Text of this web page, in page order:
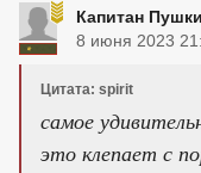
Капитан
8 июня 2023
Цитата: spirit
самое
это клепает с